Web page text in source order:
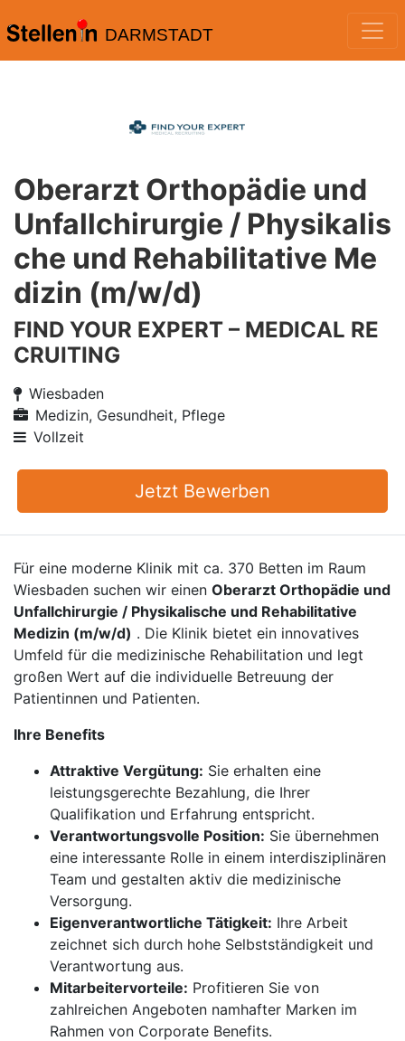
DARMSTADT
Oberarzt Orthopädie und
Unfallchirurgie / Physikalis
che und Rehabilitative Me
dizin (m/w/d)
FIND YOUR EXPERT – MEDICAL RE
CRUITING
Wiesbaden
Medizin, Gesundheit, Pflege
Vollzeit
Jetzt Bewerben
Für eine moderne Klinik mit ca. 370 Betten im Raum
Wiesbaden suchen wir einen Oberarzt Orthopädie und
Unfallchirurgie / Physikalische und Rehabilitative
Medizin (m/w/d) . Die Klinik bietet ein innovatives
Umfeld für die medizinische Rehabilitation und legt
großen Wert auf die individuelle Betreuung der
Patientinnen und Patienten.
Ihre Benefits
Attraktive Vergütung: Sie erhalten eine
leistungsgerechte Bezahlung, die Ihrer
Qualifikation und Erfahrung entspricht.
Verantwortungsvolle Position: Sie übernehmen
eine interessante Rolle in einem interdisziplinären
Team und gestalten aktiv die medizinische
Versorgung.
Eigenverantwortliche Tätigkeit: Ihre Arbeit
zeichnet sich durch hohe Selbstständigkeit und
Verantwortung aus.
Mitarbeitervorteile: Profitieren Sie von
zahlreichen Angeboten namhafter Marken im
Rahmen von Corporate Benefits.